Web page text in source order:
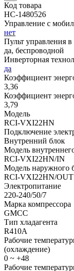
Код товара
НС-1480526
Управление c
нет
Пульт управления в
да, беспроводной
Инверторная
да
Коэффициент
3,36
Коэффициент
3,79
Модель
RCI-VXI22HN
Подключение
Внутренний блок
Модель
RCI-VXI22HN/IN
Модель наружного
RCI-VXI22HN/OUT
Электропитание
220-240/50/7
Марка компрессора
GMCC
Тип хладагента
R410A
Рабочие
(охлаждение)
0 ~ +48
Рабочие